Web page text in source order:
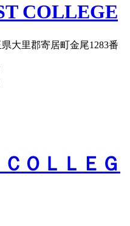
COLLEGE
大里郡寄居町金尾1283番
ＯＬＬＥＧ